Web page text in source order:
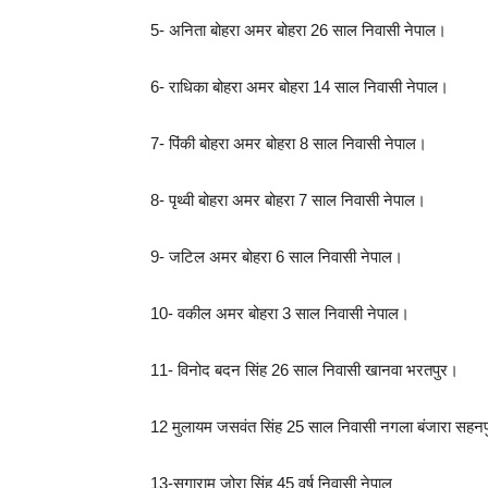
5- अनिता बोहरा अमर बोहरा 26 साल निवासी नेपाल।
6- राधिका बोहरा अमर बोहरा 14 साल निवासी नेपाल।
7- पिंकी बोहरा अमर बोहरा 8 साल निवासी नेपाल।
8- पृथ्वी बोहरा अमर बोहरा 7 साल निवासी नेपाल।
9- जटिल अमर बोहरा 6 साल निवासी नेपाल।
10- वकील अमर बोहरा 3 साल निवासी नेपाल।
11- विनोद बदन सिंह 26 साल निवासी खानवा भरतपुर।
12 मुलायम जसवंत सिंह 25 साल निवासी नगला बंजारा
13-सुगाराम जोरा सिंह 45 वर्ष निवासी नेपाल